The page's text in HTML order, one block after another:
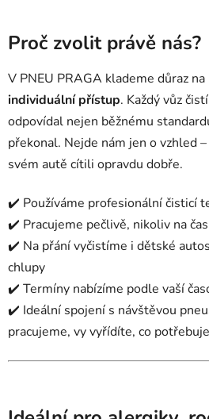
Proč zvolit právě nás?
V PNEU PRAGA klademe důraz na
individuální přístup. Každý vůz
odpovídal nejen běžnému
překonal. Nejde nám jen o vzhled
svém autě cítili opravdu dobře.
✔️ Používáme profesionální čisticí
✔️ Pracujeme pečlivě, nikoliv na čas
✔️ Na přání vyčistíme i dětské
chlupy
✔️ Termíny nabízíme podle vaší
✔️ Ideální spojení s návštěvou
pracujeme, vy vyřídíte, co